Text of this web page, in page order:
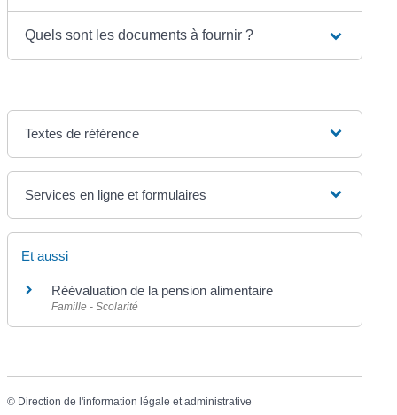
Quels sont les documents à fournir ?
Textes de référence
Services en ligne et formulaires
Et aussi
Réévaluation de la pension alimentaire
Famille - Scolarité
© Direction de l'information légale et administrative